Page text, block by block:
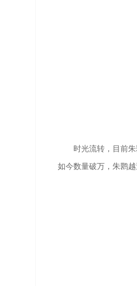
时光流转，目前
如今数量破万，朱鹮越